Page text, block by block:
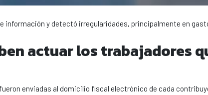
información y detectó irregularidades, principalmente en
actuar los trabajadores
enviadas al domicilio fiscal electrónico de cada